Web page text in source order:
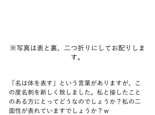
※写真は表と裏、二つ折りにしてお配りしま
す。
「名は体を表す」という言葉がありますが、こ
の度名刺を新しく致しました。私と接したこと
のある方にとってどうなのでしょうか？私の二
面性が表れていますでしょうか？ｗ